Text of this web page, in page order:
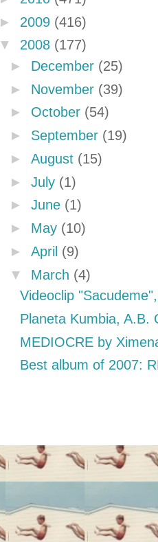
► 2009 (416)
▼ 2008 (177)
► December (25)
► November (39)
► October (54)
► September (19)
► August (15)
► July (1)
► June (1)
► May (10)
► April (9)
▼ March (4)
Videoclip
Planeta Kumbia, A.B.
MEDIOCRE by
Best album of 2007: